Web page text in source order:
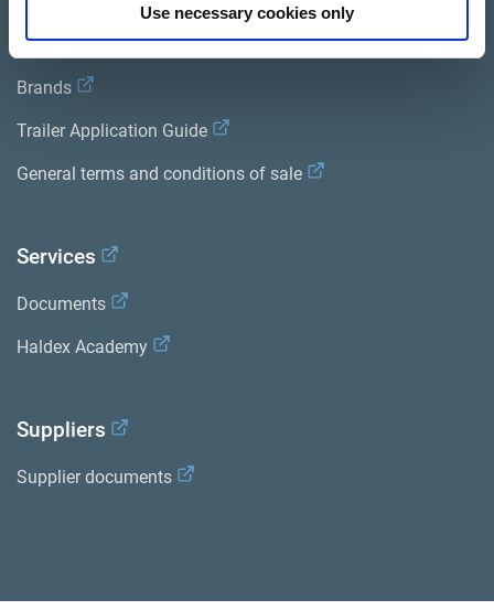
Use necessary cookies only
Product catalogue
Brands
Trailer Application Guide
General terms and conditions of sale
Services
Documents
Haldex Academy
Suppliers
Supplier documents